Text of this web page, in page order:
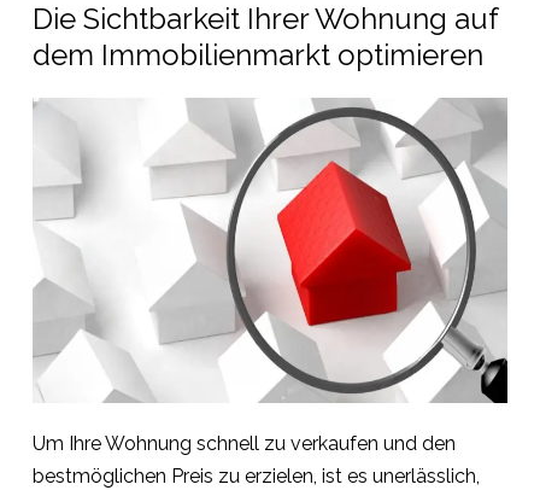
Die Sichtbarkeit Ihrer Wohnung auf
dem Immobilienmarkt optimieren
Um Ihre Wohnung schnell zu verkaufen und den
bestmöglichen Preis zu erzielen, ist es unerlässlich,